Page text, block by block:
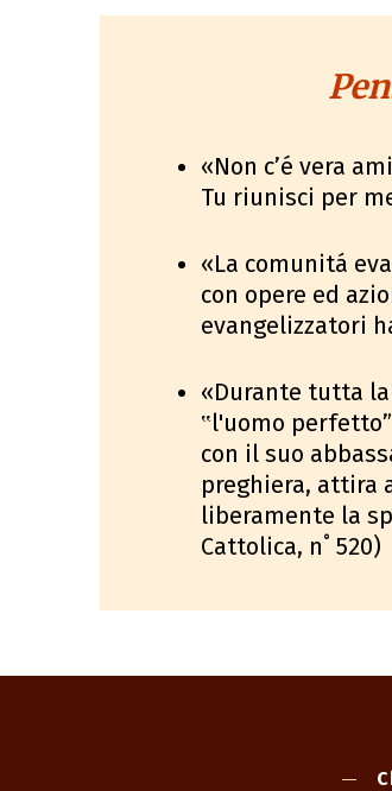
«Non c’é vera
Tu riunisci per
«La comunitá
con opere ed
evangelizzatori
«Durante tutta
‟l'uomo
con il suo
preghiera, attira
liberamente la
Cattolica, n˚ 520)